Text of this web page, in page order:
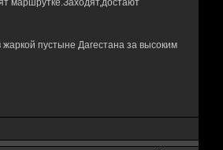
маршрутке.Заходят,достают
пустыне Дагестана за высоким